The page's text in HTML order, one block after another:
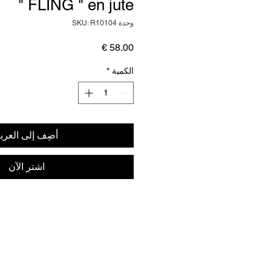
" FLING " en jute
وحدة SKU: R10104
السعر
الكمية *
أضِف إلى
اشترِ الآن